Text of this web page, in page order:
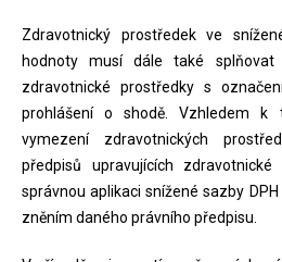
Zdravotnický prostředek ve
hodnoty musí dále také splňovat
zdravotnické prostředky s
prohlášení o shodě. Vzhledem
vymezení zdravotnických
předpisů upravujících
správnou aplikaci snížené sazby
zněním daného právního předpisu.